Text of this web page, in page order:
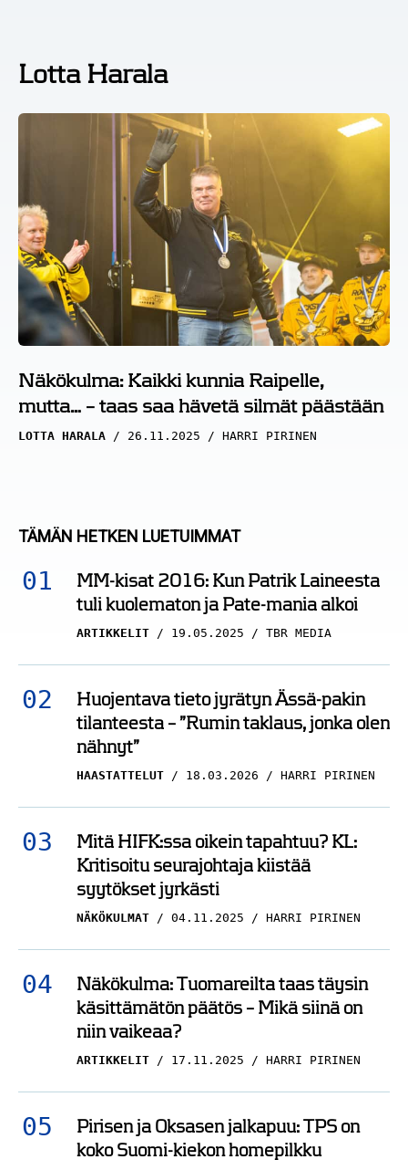
Lotta Harala
Näkökulma: Kaikki kunnia Raipelle,
mutta… – taas saa hävetä silmät päästään
LOTTA HARALA 26.11.2025 HARRI PIRINEN
TÄMÄN HETKEN LUETUIMMAT
MM-kisat 2016: Kun Patrik Laineesta
tuli kuolematon ja Pate-mania alkoi
ARTIKKELIT 19.05.2025 TBR MEDIA
Huojentava tieto jyrätyn Ässä-pakin
tilanteesta – ”Rumin taklaus, jonka olen
nähnyt”
HAASTATTELUT 18.03.2026 HARRI PIRINEN
Mitä HIFK:ssa oikein tapahtuu? KL:
Kritisoitu seurajohtaja kiistää
syytökset jyrkästi
NÄKÖKULMAT 04.11.2025 HARRI PIRINEN
Näkökulma: Tuomareilta taas täysin
käsittämätön päätös – Mikä siinä on
niin vaikeaa?
ARTIKKELIT 17.11.2025 HARRI PIRINEN
Pirisen ja Oksasen jalkapuu: TPS on
koko Suomi-kiekon homepilkku